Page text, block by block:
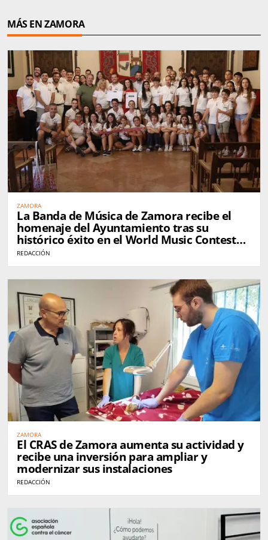
MÁS EN ZAMORA
ZAMORA
La Banda de Música de Zamora recibe el
homenaje del Ayuntamiento tras su
histórico éxito en el World Music Contest
de Kerkrade
REDACCIÓN
ZAMORA
El CRAS de Zamora aumenta su actividad y
recibe una inversión para ampliar y
modernizar sus instalaciones
REDACCIÓN